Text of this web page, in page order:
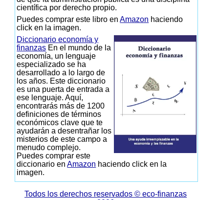
científica por derecho propio.
Puedes comprar este libro enAmazon haciendo
click en la imagen.
Diccionario economía y
finanzas En el mundo de la
economía, un lenguaje
especializado se ha
desarrollado a lo largo de
los años. Este diccionario
es una puerta de entrada a
ese lenguaje. Aquí,
encontrarás más de 1200
definiciones de términos
económicos clave que te
ayudarán a desentrañar los
misterios de este campo a
menudo complejo.
Puedes comprar este
diccionario enAmazon haciendo click en la
imagen.
Todos los derechos reservados © eco-finanzas